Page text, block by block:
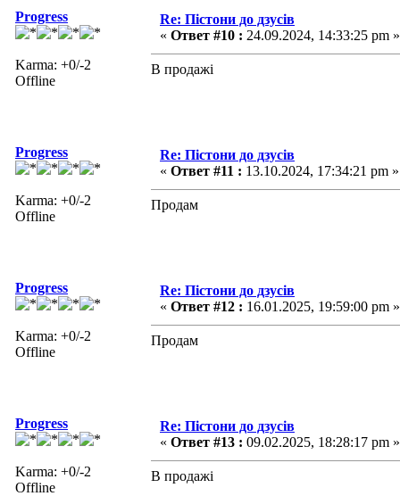
Progress
Karma: +0/-2
Offline
Re: Пістони до дзусів
« Ответ #10 : 24.09.2024, 14:33:25 pm »
В продажі
Progress
Karma: +0/-2
Offline
Re: Пістони до дзусів
« Ответ #11 : 13.10.2024, 17:34:21 pm »
Продам
Progress
Karma: +0/-2
Offline
Re: Пістони до дзусів
« Ответ #12 : 16.01.2025, 19:59:00 pm »
Продам
Progress
Karma: +0/-2
Offline
Re: Пістони до дзусів
« Ответ #13 : 09.02.2025, 18:28:17 pm »
В продажі